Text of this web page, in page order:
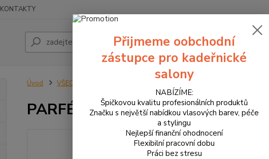
KONTAKTY
Hledat
Úvod VŠECHNY PRODUKTY PARFÉM DÁMSKÝ 50ml
PARFÉM DÁMSKÝ 50ml
Přijmeme oobchodní
zástupce pro kadeřnické
salony
NABÍZÍME:
Špičkovou kvalitu profesionálních produktů
Značku s největší nabídkou vlasových barev, péče
a stylingu
Nejlepší finanční ohodnocení
Flexibilní pracovní dobu
Práci bez stresu